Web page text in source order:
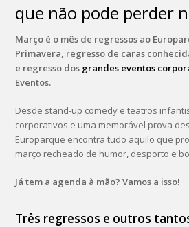
que não pode perder
Março é o mês de regressos ao
Primavera, regresso de caras
e regresso dos grandes eventos
Eventos.
Desde stand-up comedy e teatros
corporativos e uma memorável prova
Europarque encontra tudo aquilo que
março recheado de humor, desporto e
Já tem a agenda à mão? Vamos a isso!
Três regressos e outros